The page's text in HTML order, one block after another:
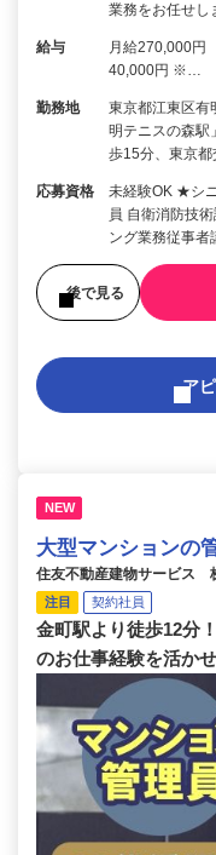
業務をお任せ
給与
月給270,000円
40,000円 ※…
勤務地
東京都江東区有
明テニスの森駅
歩15分、東京
応募資格
未経験OK ★シ
員 自衛消防技
ング業務従事
後で見る
ア
NEW
大型マンションの
住友不動産建物サービス
注目 契約社員
金町駅より徒歩12分
のお仕事経験を活か